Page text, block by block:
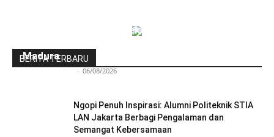
BERITA TERBARU
Indonesia-Tiongkok Teken MoU
Madura
- 06/08/2026
Ngopi Penuh Inspirasi: Alumni Politeknik STIA
LAN Jakarta Berbagi Pengalaman dan
Semangat Kebersamaan